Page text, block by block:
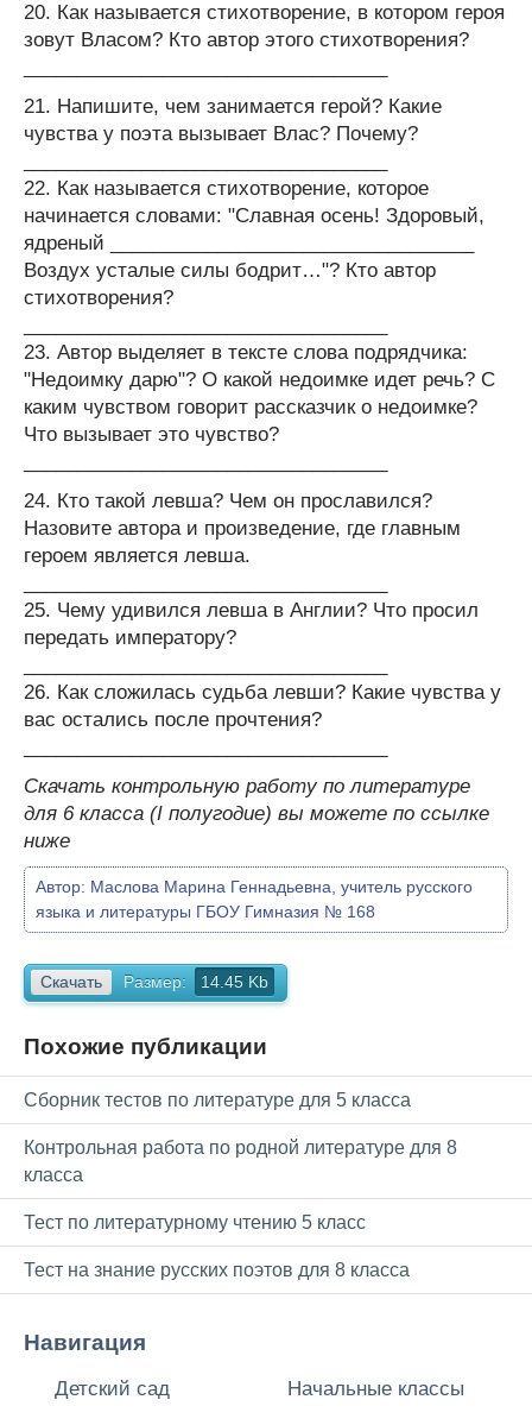
20. Как называется стихотворение, в котором героя
зовут Власом? Кто автор этого стихотворения?
21. Напишите, чем занимается герой? Какие
чувства у поэта вызывает Влас? Почему?
22. Как называется стихотворение, которое
начинается словами: "Славная осень! Здоровый,
ядреный __________________________________
Воздух усталые силы бодрит…"? Кто автор
стихотворения?
23. Автор выделяет в тексте слова подрядчика:
"Недоимку дарю"? О какой недоимке идет речь? С
каким чувством говорит рассказчик о недоимке?
Что вызывает это чувство?
24. Кто такой левша? Чем он прославился?
Назовите автора и произведение, где главным
героем является левша.
25. Чему удивился левша в Англии? Что просил
передать императору?
26. Как сложилась судьба левши? Какие чувства у
вас остались после прочтения?
Скачать контрольную работу по литературе
для 6 класса (I полугодие) вы можете по ссылке
ниже
Автор: Маслова Марина Геннадьевна, учитель русского
языка и литературы ГБОУ Гимназия № 168
Скачать Размер: 14.45 Kb
Похожие публикации
Сборник тестов по литературе для 5 класса
Контрольная работа по родной литературе для 8
класса
Тест по литературному чтению 5 класс
Тест на знание русских поэтов для 8 класса
Навигация
Детский сад Начальные классы